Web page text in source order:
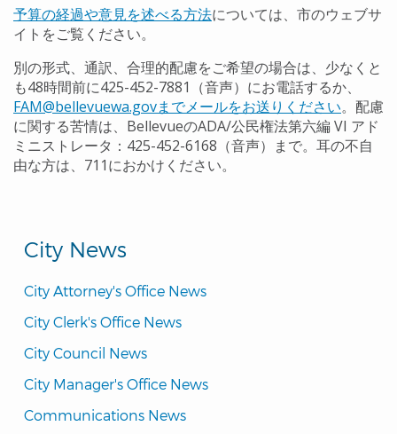
City News
City Attorney's Office News
City Clerk's Office News
City Council News
City Manager's Office News
Communications News
予算の経過や意見を述べる方法については、市のウェブサ
イトをご覧ください。
別の形式、通訳、合理的配慮をご希望の場合は、少なくと
も48時間前に425-452-7881（音声）にお電話するか、
FAM@bellevuewa.govまでメールをお送りください。配慮
に関する苦情は、BellevueのADA/公民権法第六編 VI アド
ミニストレータ：425-452-6168（音声）まで。耳の不自
由な方は、711におかけください。